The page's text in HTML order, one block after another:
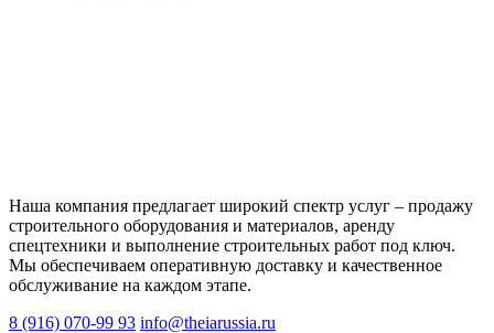
Наша компания предлагает широкий спектр услуг – продажу
строительного оборудования и материалов, аренду
спецтехники и выполнение строительных работ под ключ.
Мы обеспечиваем оперативную доставку и качественное
обслуживание на каждом этапе.
8 (916) 070-99 93 info@theiarussia.ru